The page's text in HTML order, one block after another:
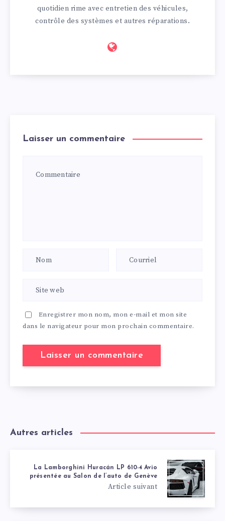
quotidien rime avec entretien des véhicules,
contrôle des systèmes et autres réparations.
Laisser un commentaire
Enregistrer mon nom, mon e-mail et mon site
dans le navigateur pour mon prochain commentaire.
Autres articles
La Lamborghini Huracán LP 610-4 Avio
présentée au Salon de l’auto de Genève
Article suivant